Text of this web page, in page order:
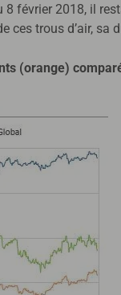
8 février 2018, il
ces trous d’air,
(orange)